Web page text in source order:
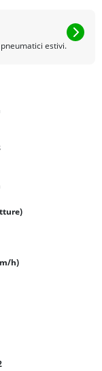
estivi.
h)